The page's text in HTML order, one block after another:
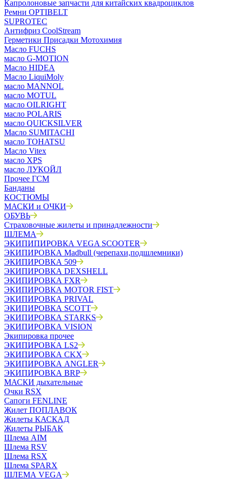
Капролоновые запчасти для китайских квадроциклов
Ремни OPTIBELT
SUPROTEC
Антифриз CoolStream
Герметики Присадки Мотохимия
Масло FUCHS
масло G-MOTION
Масло HIDEA
Масло LiquiMoly
масло MANNOL
масло MOTUL
масло OILRIGHT
масло POLARIS
масло QUICKSILVER
Масло SUMITACHI
масло TOHATSU
Масло Vitex
масло XPS
масло ЛУКОЙЛ
Прочее ГСМ
Банданы
КОСТЮМЫ
МАСКИ и ОЧКИ
ОБУВЬ
Страховочные жилеты и принадлежности
ШЛЕМА
ЭКИПИПИРОВКА VEGA SCOOTER
ЭКИПИРОВКА Madbull (черепахи,подшлемники)
ЭКИПИРОВКА 509
ЭКИПИРОВКА DEXSHELL
ЭКИПИРОВКА FXR
ЭКИПИРОВКА MOTOR FIST
ЭКИПИРОВКА PRIVAL
ЭКИПИРОВКА SCOTT
ЭКИПИРОВКА STARKS
ЭКИПИРОВКА VISION
Экипировка прочее
ЭКИПИРОВКА LS2
ЭКИПИРОВКА CKX
ЭКИПИРОВКА ANGLER
ЭКИПИРОВКА BRP
МАСКИ дыхательные
Очки RSX
Сапоги FENLINE
Жилет ПОПЛАВОК
Жилеты КАСКАД
Жилеты РЫБАК
Шлема AIM
Шлема RSV
Шлема RSX
Шлема SPARX
ШЛЕМА VEGA